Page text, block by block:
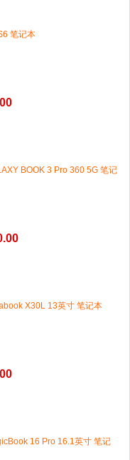
笔记本
BOOK 3 Pro 360 5G 笔记
X30L 13英寸 笔记本
16 Pro 16.1英寸 笔记